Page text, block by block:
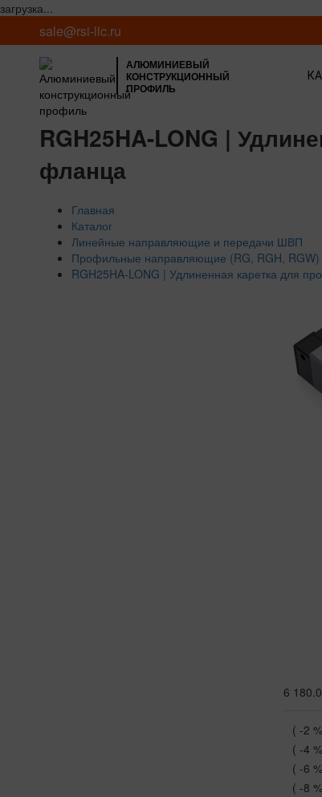
загрузка...
sale@rsi-llc.ru
АЛЮМИНИЕВЫЙ
КОНСТРУКЦИОННЫЙ
ПРОФИЛЬ
RGH25HA-LONG |
фланца
Главная
Каталог
Линейные направляющие и передачи ШВП
Профильные направляющие (RG, RGH, RGW)
RGH25HA-LONG | Удлиненная каретка для
6
( -2
( -4
( -6
( -8